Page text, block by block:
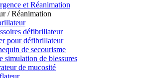
et Réanimation
/ Réanimation
défibrillateur
pour défibrillateur
de secourisme
simulation de blessures
de mucosité